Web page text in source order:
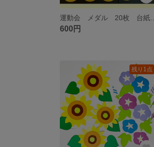
600円
残り1点